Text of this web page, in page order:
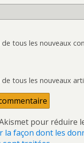
de tous les nouveaux
de tous les nouveaux
pour réduire
la façon dont les